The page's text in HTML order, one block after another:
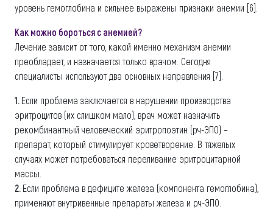
уровень гемоглобина и сильнее выражены признаки анемии [6].
Как можно бороться с анемией?
Лечение зависит от того, какой именно механизм анемии
преобладает, и назначается только врачом. Сегодня
специалисты используют два основных направления [7].
1. Если проблема заключается в нарушении производства
эритроцитов (их слишком мало), врач может назначить
рекомбинантный человеческий эритропоэтин (рч-ЭПО) –
препарат, который стимулирует кроветворение. В тяжелых
случаях может потребоваться переливание эритроцитарной
массы.
2. Если проблема в дефиците железа (компонента гемоглобина),
применяют внутривенные препараты железа и рч-ЭПО.